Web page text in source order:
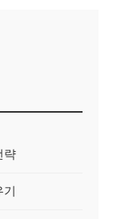
략
기